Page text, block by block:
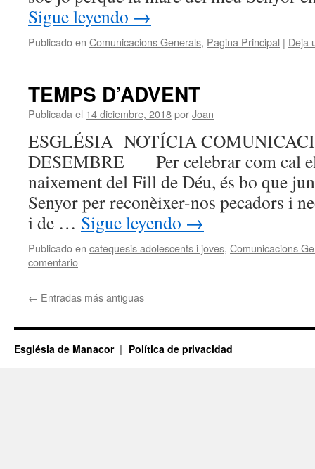
Sigue leyendo →
Publicado en Comunicacions Generals, Pagina Principal | Deja
TEMPS D’ADVENT
Publicada el 14 diciembre, 2018porJoan
ESGLÉSIA NOTÍCIA
DESEMBRE Per celebrar com cal el
naixement del Fill de Déu, és bo que
Senyor per reconèixer-nos pecadors i
i de … Sigue leyendo →
Publicado en catequesis adolescents i joves, Comunicacions
comentario
← Entradas más antiguas
Església de Manacor Política de privacidad